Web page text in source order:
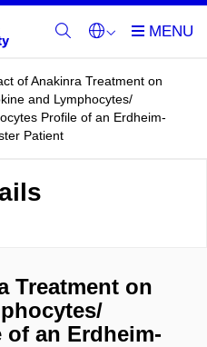
of Anakinra Treatment on
and Lymphocytes/
Profile of an Erdheim-
Patient
Treatment on
an Erdheim-